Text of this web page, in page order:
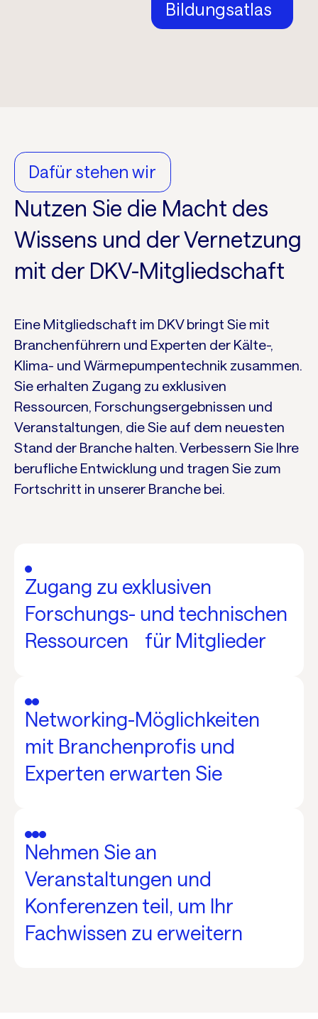
Bildungsatlas
Dafür stehen wir
Nutzen Sie die Macht des
Wissens und der Vernetzung
mit der DKV-Mitgliedschaft
Eine Mitgliedschaft im DKV bringt Sie mit
Branchenführern und Experten der Kälte-,
Klima- und Wärmepumpentechnik zusammen.
Sie erhalten Zugang zu exklusiven
Ressourcen, Forschungsergebnissen und
Veranstaltungen, die Sie auf dem neuesten
Stand der Branche halten. Verbessern Sie Ihre
berufliche Entwicklung und tragen Sie zum
Fortschritt in unserer Branche bei.
Zugang zu exklusiven
Forschungs- und technischen
Ressourcen für Mitglieder
Networking-Möglichkeiten
mit Branchenprofis und
Experten erwarten Sie
Nehmen Sie an
Veranstaltungen und
Konferenzen teil, um Ihr
Fachwissen zu erweitern